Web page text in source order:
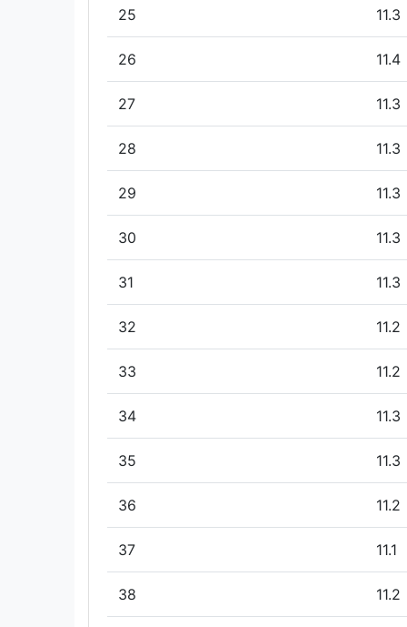
25 11.3
26 11.4
27 11.3
28 11.3
29 11.3
30 11.3
31 11.3
32 11.2
33 11.2
34 11.3
35 11.3
36 11.2
37 11.1
38 11.2